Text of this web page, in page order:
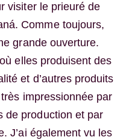
visiter le prieuré de
Comme toujours,
grande ouverture.
elles produisent des
et d’autres produits
impressionnée par
de production et par
J’ai également vu les